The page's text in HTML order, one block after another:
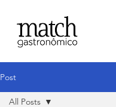
Post
All Posts